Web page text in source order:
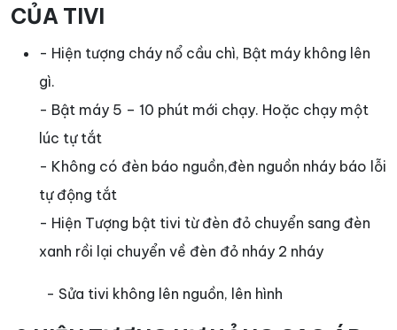
CỦA TIVI
- Hiện tượng cháy nổ cầu chì, Bật máy không lên
gì.
- Bật máy 5 – 10 phút mới chạy. Hoặc chạy một
lúc tự tắt
- Không có đèn báo nguồn,đèn nguồn nháy báo lỗi
tự động tắt
- Hiện Tượng bật tivi từ đèn đỏ chuyển sang đèn
xanh rồi lại chuyển về đèn đỏ nháy 2 nháy
- Sửa tivi không lên nguồn, lên hình